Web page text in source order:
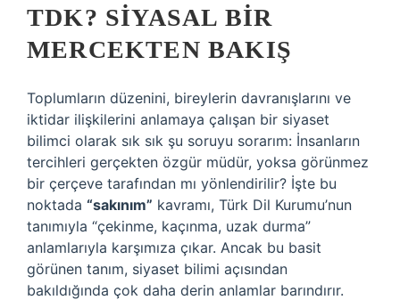
TDK? SIYASAL BIR
MERCEKTEN BAKIŞ
Toplumların düzenini, bireylerin davranışlarını ve
iktidar ilişkilerini anlamaya çalışan bir siyaset
bilimci olarak sık sık şu soruyu sorarım: İnsanların
tercihleri gerçekten özgür müdür, yoksa görünmez
bir çerçeve tarafından mı yönlendirilir? İşte bu
noktada “sakınım” kavramı, Türk Dil Kurumu’nun
tanımıyla “çekinme, kaçınma, uzak durma”
anlamlarıyla karşımıza çıkar. Ancak bu basit
görünen tanım, siyaset bilimi açısından
bakıldığında çok daha derin anlamlar barındırır.